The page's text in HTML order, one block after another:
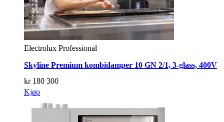
Electrolux Professional
Skyline Premium kombidamper 10 GN 2/1, 3-glass, 400V
kr180 300
Kjøp